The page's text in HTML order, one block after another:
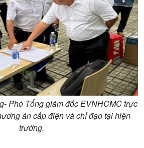
Khoa học & Công nghệ
Tin Khoa học & Công nghệ
Kết nối công nghệ
Sống chung với biến đổi
khí hậu
Phó Tổng giám đốc EVNHCMC trực
án cấp điện và chỉ đạo tại hiện
trường.